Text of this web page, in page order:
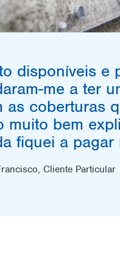
disponíveis e
me a ter
as coberturas
muito bem
fiquei a pagar
Cliente Particular